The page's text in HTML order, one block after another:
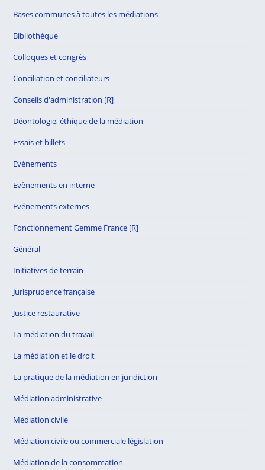
Bases communes à toutes les médiations
Bibliothèque
Colloques et congrès
Conciliation et conciliateurs
Conseils d'administration [R]
Déontologie, éthique de la médiation
Essais et billets
Evénements
Evènements en interne
Evénements externes
Fonctionnement Gemme France [R]
Général
Initiatives de terrain
Jurisprudence française
Justice restaurative
La médiation du travail
La médiation et le droit
La pratique de la médiation en juridiction
Médiation administrative
Médiation civile
Médiation civile ou commerciale législation
Médiation de la consommation